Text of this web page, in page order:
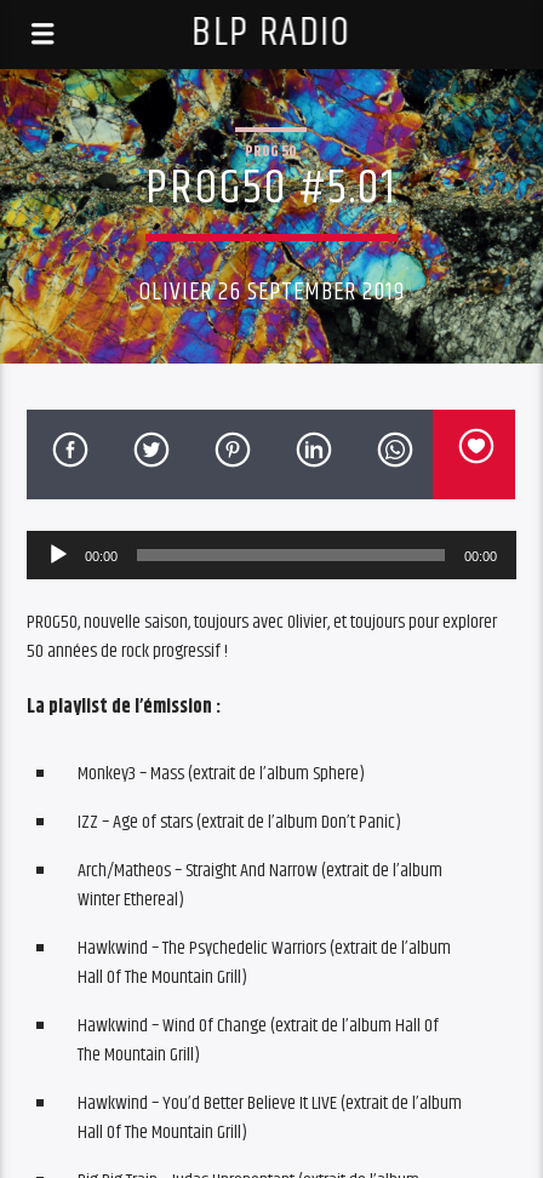
BLP RADIO
PROG 50
PROG50 #5.01
OLIVIER 26 SEPTEMBER 2019
Audio
Player
00:00 00:00
PROG50, nouvelle saison, toujours avec Olivier, et toujours pour explorer
50 années de rock progressif !
La playlist de l’émission :
Monkey3 – Mass (extrait de l’album Sphere)
IZZ – Age of stars (extrait de l’album Don’t Panic)
Arch/Matheos – Straight And Narrow (extrait de l’album
Winter Ethereal)
Hawkwind – The Psychedelic Warriors (extrait de l’album
Hall Of The Mountain Grill)
Hawkwind – Wind Of Change (extrait de l’album Hall Of
The Mountain Grill)
Hawkwind – You’d Better Believe It LIVE (extrait de l’album
Hall Of The Mountain Grill)